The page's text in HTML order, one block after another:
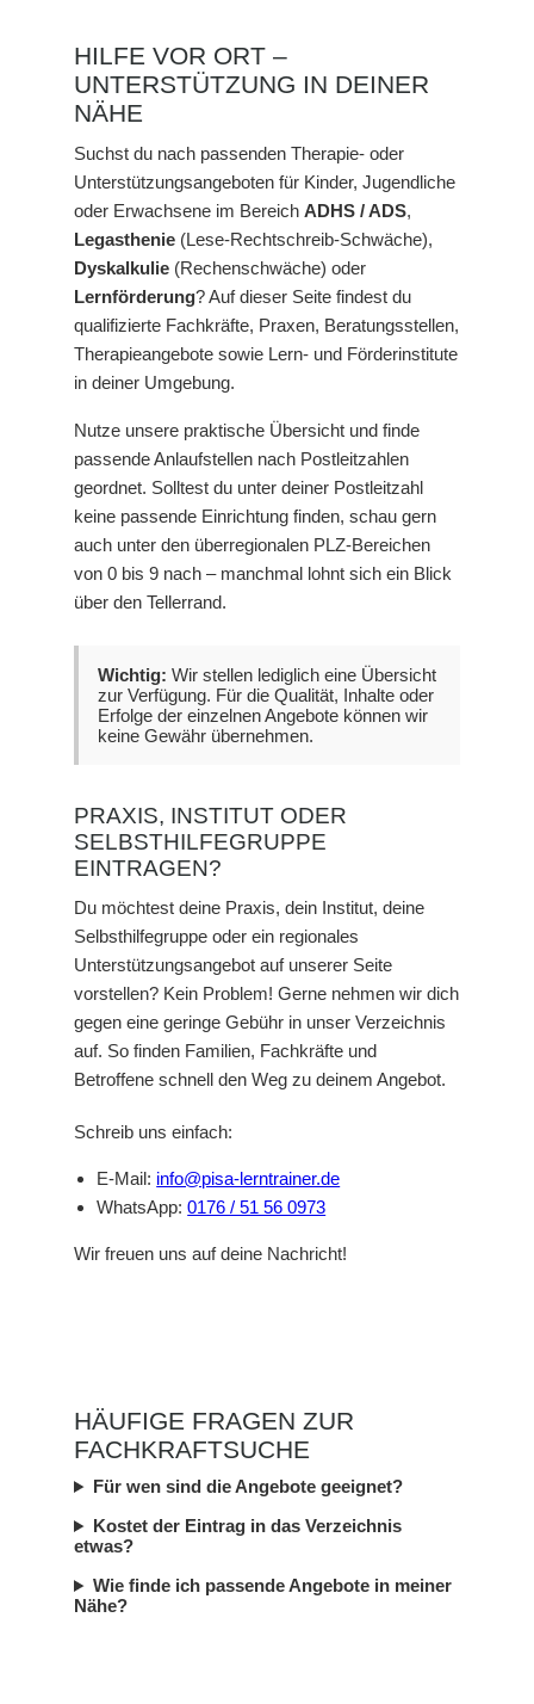
HILFE VOR ORT –
UNTERSTÜTZUNG IN DEINER
NÄHE
Suchst du nach passenden Therapie- oder
Unterstützungsangeboten für Kinder, Jugendliche
oder Erwachsene im Bereich ADHS / ADS,
Legasthenie (Lese-Rechtschreib-Schwäche),
Dyskalkulie (Rechenschwäche) oder
Lernförderung? Auf dieser Seite findest du
qualifizierte Fachkräfte, Praxen, Beratungsstellen,
Therapieangebote sowie Lern- und Förderinstitute
in deiner Umgebung.
Nutze unsere praktische Übersicht und finde
passende Anlaufstellen nach Postleitzahlen
geordnet. Solltest du unter deiner Postleitzahl
keine passende Einrichtung finden, schau gern
auch unter den überregionalen PLZ-Bereichen
von 0 bis 9 nach – manchmal lohnt sich ein Blick
über den Tellerrand.
Wichtig: Wir stellen lediglich eine Übersicht
zur Verfügung. Für die Qualität, Inhalte oder
Erfolge der einzelnen Angebote können wir
keine Gewähr übernehmen.
PRAXIS, INSTITUT ODER
SELBSTHILFEGRUPPE
EINTRAGEN?
Du möchtest deine Praxis, dein Institut, deine
Selbsthilfegruppe oder ein regionales
Unterstützungsangebot auf unserer Seite
vorstellen? Kein Problem! Gerne nehmen wir dich
gegen eine geringe Gebühr in unser Verzeichnis
auf. So finden Familien, Fachkräfte und
Betroffene schnell den Weg zu deinem Angebot.
Schreib uns einfach:
E-Mail: info@pisa-lerntrainer.de
WhatsApp:0176 / 51 56 0973
Wir freuen uns auf deine Nachricht!
HÄUFIGE FRAGEN ZUR
FACHKRAFTSUCHE
Für wen sind die Angebote geeignet?
Kostet der Eintrag in das Verzeichnis
etwas?
Wie finde ich passende Angebote in meiner
Nähe?